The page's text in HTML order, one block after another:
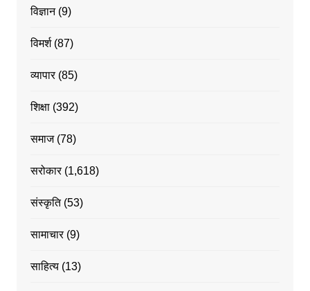
विज्ञान(9)
विमर्श(87)
व्यापार(85)
शिक्षा(392)
समाज(78)
सरोकार(1,618)
संस्कृति(53)
सामाचार(9)
साहित्य(13)